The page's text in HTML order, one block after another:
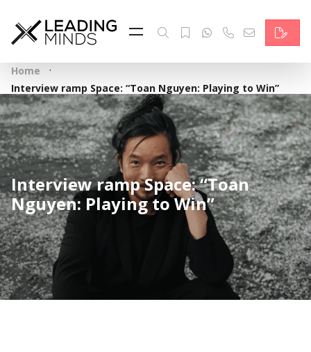
Feed & News
Reading Minds
Themen
Services
Wer wir sind
Kontakt
Home ·
Interview ramp Space: “Toan Nguyen: Playing to Win”
Interview ramp Space: “Toan
Nguyen: Playing to Win”